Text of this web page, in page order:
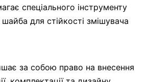
спеціального інструменту
шайба для стійкості змішувача
за собою право на внесення